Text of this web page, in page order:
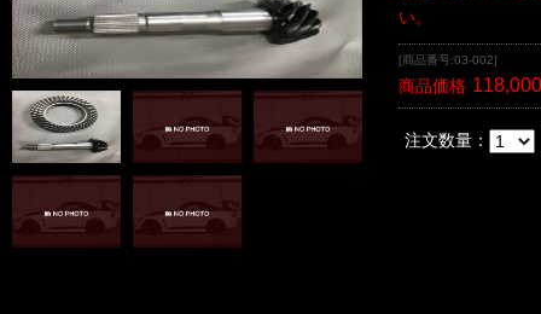
い。
[商品番号:03-002]
商品価格
注文数量：